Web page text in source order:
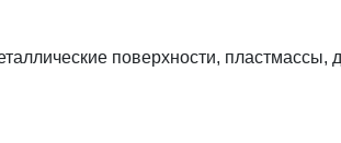
поверхности,